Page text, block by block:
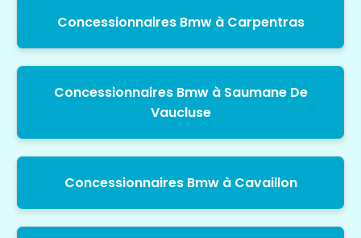
Concessionnaires Bmw à Carpentras
Concessionnaires Bmw à Saumane De
Vaucluse
Concessionnaires Bmw à Cavaillon